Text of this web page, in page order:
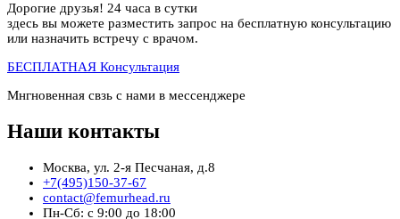
Дорогие друзья! 24 часа в сутки
здесь вы можете разместить запрос на бесплатную консультацию
или назначить встречу с врачом.
БЕСПЛАТНАЯ Консультация
Мнгновенная свзь с нами в мессенджере
Наши контакты
Москва, ул. 2-я Песчаная, д.8
+7(495)150-37-67
contact@femurhead.ru
Пн-Сб: с 9:00 до 18:00